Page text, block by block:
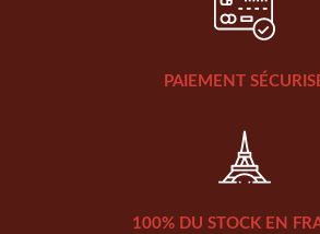
PAIEMENT
100% DU STOCK EN